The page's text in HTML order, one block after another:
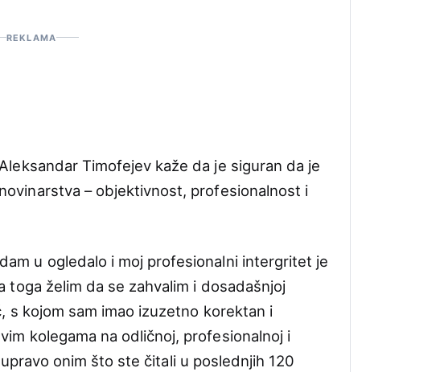
REKLAMA
Timofejev kaže da je siguran da je
– objektivnost, profesionalnost i
u ogledalo i moj profesionalni intergritet je
toga želim da se zahvalim i dosadašnjoj
s kojom sam imao izuzetno korektan i
kolegama na odličnoj, profesionalnoj i
onim što ste čitali u poslednjih 120